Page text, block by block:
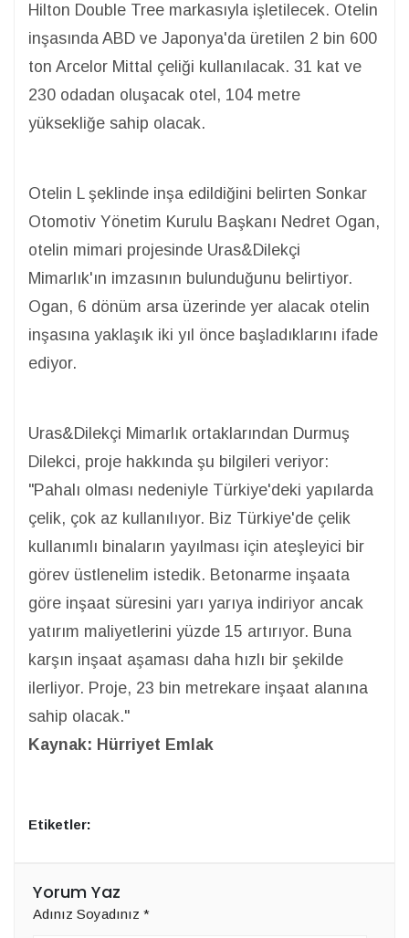
Hilton Double Tree markasıyla işletilecek. Otelin
inşasında ABD ve Japonya'da üretilen 2 bin 600
ton Arcelor Mittal çeliği kullanılacak. 31 kat ve
230 odadan oluşacak otel, 104 metre
yüksekliğe sahip olacak.
Otelin L şeklinde inşa edildiğini belirten Sonkar
Otomotiv Yönetim Kurulu Başkanı Nedret Ogan,
otelin mimari projesinde Uras&Dilekçi
Mimarlık'ın imzasının bulunduğunu belirtiyor.
Ogan, 6 dönüm arsa üzerinde yer alacak otelin
inşasına yaklaşık iki yıl önce başladıklarını ifade
ediyor.
Uras&Dilekçi Mimarlık ortaklarından Durmuş
Dilekci, proje hakkında şu bilgileri veriyor:
"Pahalı olması nedeniyle Türkiye'deki yapılarda
çelik, çok az kullanılıyor. Biz Türkiye'de çelik
kullanımlı binaların yayılması için ateşleyici bir
görev üstlenelim istedik. Betonarme inşaata
göre inşaat süresini yarı yarıya indiriyor ancak
yatırım maliyetlerini yüzde 15 artırıyor. Buna
karşın inşaat aşaması daha hızlı bir şekilde
ilerliyor. Proje, 23 bin metrekare inşaat alanına
sahip olacak."
Kaynak: Hürriyet Emlak
Etiketler:
Yorum Yaz
Adınız Soyadınız *